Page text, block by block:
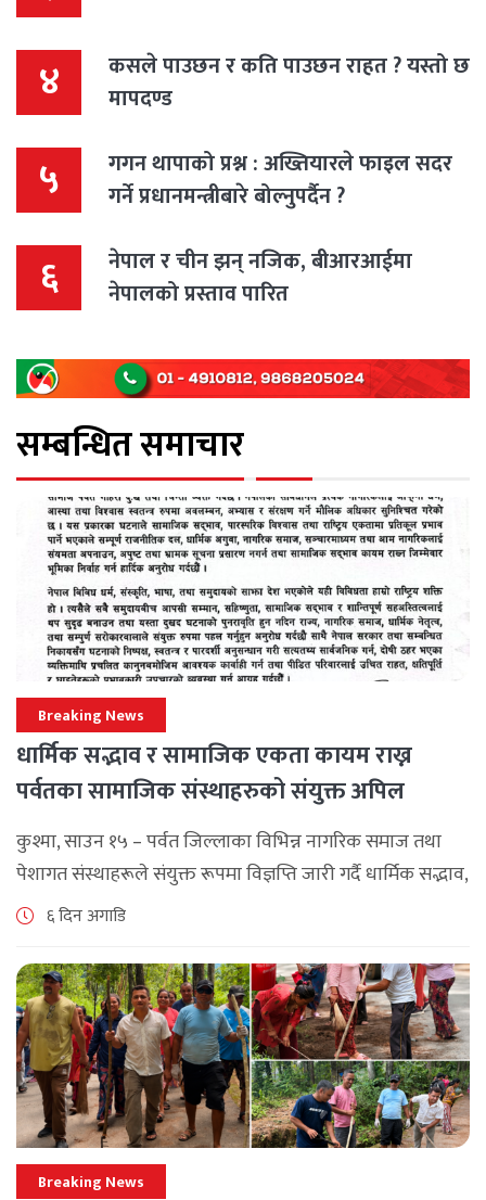
४
कसले पाउछन र कति पाउछन राहत ? यस्तो छ
मापदण्ड
५
गगन थापाको प्रश्न : अख्तियारले फाइल सदर
गर्ने प्रधानमन्त्रीबारे बोल्नुपर्दैन ?
६
नेपाल र चीन झन् नजिक, बीआरआईमा
नेपालको प्रस्ताव पारित
सम्बन्धित समाचार
Breaking News
धार्मिक सद्भाव र सामाजिक एकता कायम राख्न
पर्वतका सामाजिक संस्थाहरुको संयुक्त अपिल
कुश्मा, साउन १५ – पर्वत जिल्लाका विभिन्न नागरिक समाज तथा
पेशागत संस्थाहरूले संयुक्त रूपमा विज्ञप्ति जारी गर्दै धार्मिक सद्भाव,
सामाजिक एकता र कानुनी शासन कायम राख्न सबै पक्षलाई संयमता
६ दिन अगाडि
Breaking News